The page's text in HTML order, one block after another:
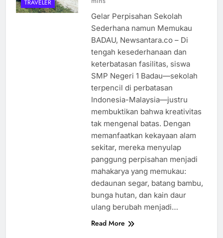
TRAVELER
Gelar Perpisahan Sekolah
Sederhana namun Memukau
BADAU, Newsantara.co – Di
tengah kesederhanaan dan
keterbatasan fasilitas, siswa
SMP Negeri 1 Badau—sekolah
terpencil di perbatasan
Indonesia-Malaysia—justru
membuktikan bahwa kreativitas
tak mengenal batas. Dengan
memanfaatkan kekayaan alam
sekitar, mereka menyulap
panggung perpisahan menjadi
mahakarya yang memukau:
dedaunan segar, batang bambu,
bunga hutan, dan kain daur
ulang berubah menjadi…
Read More